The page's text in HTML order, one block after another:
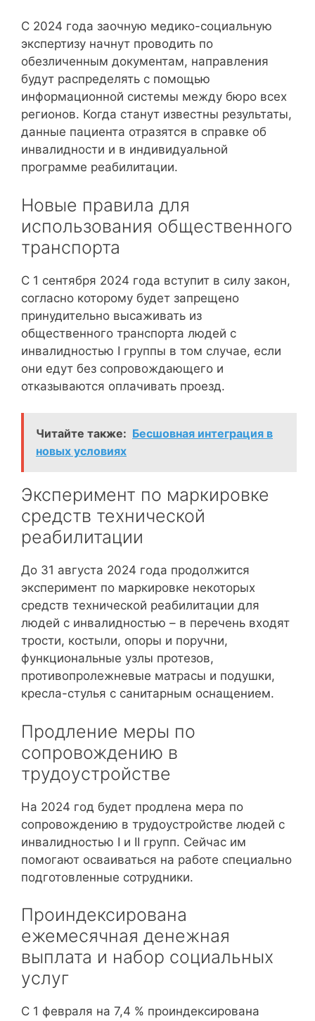
С 2024 года заочную медико-социальную
экспертизу начнут проводить по
обезличенным документам, направления
будут распределять с помощью
информационной системы между бюро всех
регионов. Когда станут известны результаты,
данные пациента отразятся в справке об
инвалидности и в индивидуальной
программе реабилитации.
Новые правила для
использования общественного
транспорта
С 1 сентября 2024 года вступит в силу закон,
согласно которому будет запрещено
принудительно высаживать из
общественного транспорта людей с
инвалидностью I группы в том случае, если
они едут без сопровождающего и
отказываются оплачивать проезд.
Читайте также: Бесшовная интеграция в
новых условиях
Эксперимент по маркировке
средств технической
реабилитации
До 31 августа 2024 года продолжится
эксперимент по маркировке некоторых
средств технической реабилитации для
людей с инвалидностью – в перечень входят
трости, костыли, опоры и поручни,
функциональные узлы протезов,
противопролежневые матрасы и подушки,
кресла-стулья с санитарным оснащением.
Продление меры по
сопровождению в
трудоустройстве
На 2024 год будет продлена мера по
сопровождению в трудоустройстве людей с
инвалидностью І и ІІ групп. Сейчас им
помогают осваиваться на работе специально
подготовленные сотрудники.
Проиндексирована
ежемесячная денежная
выплата и набор социальных
услуг
С 1 февраля на 7,4 % проиндексирована